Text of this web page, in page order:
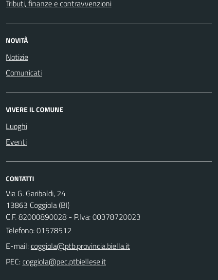
Tributi, finanze e contravvenzioni
NOVITÀ
Notizie
Comunicati
VIVERE IL COMUNE
Luoghi
Eventi
CONTATTI
Via G. Garibaldi, 24
13863 Coggiola (BI)
C.F. 82000890028 - P.Iva: 00378720023
Telefono:01578512
E-mail:
PEC: